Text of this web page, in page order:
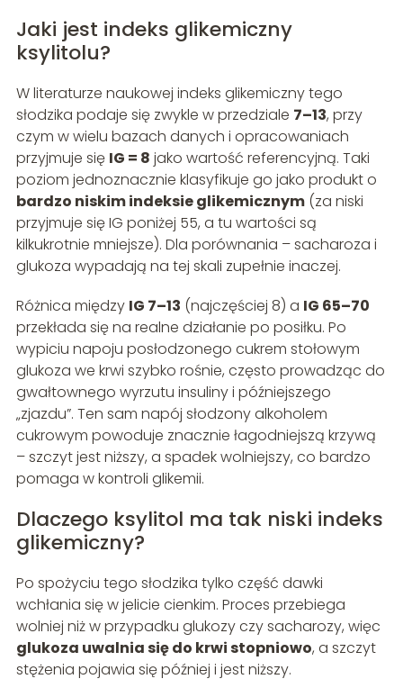
Jaki jest indeks glikemiczny
ksylitolu?
W literaturze naukowej indeks glikemiczny tego
słodzika podaje się zwykle w przedziale 7–13, przy
czym w wielu bazach danych i opracowaniach
przyjmuje się IG = 8 jako wartość referencyjną. Taki
poziom jednoznacznie klasyfikuje go jako produkt o
bardzo niskim indeksie glikemicznym(za niski
przyjmuje się IG poniżej 55, a tu wartości są
kilkukrotnie mniejsze). Dla porównania – sacharoza i
glukoza wypadają na tej skali zupełnie inaczej.
Różnica między IG 7–13 (najczęściej 8) a IG 65–70
przekłada się na realne działanie po posiłku. Po
wypiciu napoju posłodzonego cukrem stołowym
glukoza we krwi szybko rośnie, często prowadząc do
gwałtownego wyrzutu insuliny i późniejszego
„zjazdu”. Ten sam napój słodzony alkoholem
cukrowym powoduje znacznie łagodniejszą krzywą
– szczyt jest niższy, a spadek wolniejszy, co bardzo
pomaga w kontroli glikemii.
Dlaczego ksylitol ma tak niski indeks
glikemiczny?
Po spożyciu tego słodzika tylko część dawki
wchłania się w jelicie cienkim. Proces przebiega
wolniej niż w przypadku glukozy czy sacharozy, więc
glukoza uwalnia się do krwi stopniowo, a szczyt
stężenia pojawia się później i jest niższy.